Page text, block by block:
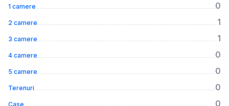
1 camere 0
2 camere 1
3 camere 1
4 camere 0
5 camere 0
Terenuri 0
Case 0